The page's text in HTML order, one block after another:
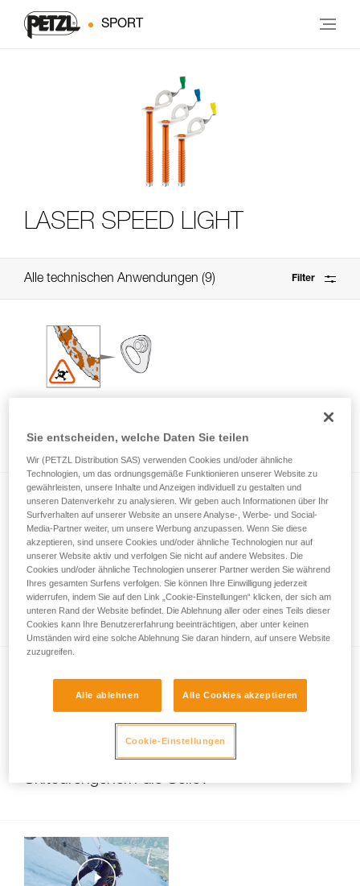
SPORT
LASER SPEED LIGHT
Alle technischen Anwendungen 9 Filter
Überprüfung von Sicherungspunkten in Fels,
Eis oder Mixedgelände.
Bewegungsabläufe beim Eisklettern -
Grundtechniken
Wer trägt in einer Gruppe von
Skitourengehern die Seile?
Sie entscheiden, welche Daten Sie teilen
Wir (PETZL Distribution SAS) verwenden Cookies und/oder ähnliche
Technologien, um das ordnungsgemäße Funktionieren unserer Website zu
gewährleisten, unsere Inhalte und Anzeigen individuell zu gestalten und
unseren Datenverkehr zu analysieren. Wir geben auch Informationen über Ihr
Surfverhalten auf unserer Website an unsere Analyse-, Werbe- und Social-
Media-Partner weiter, um unsere Werbung anzupassen. Wenn Sie diese
akzeptieren, sind unsere Cookies und/oder ähnliche Technologien nur auf
unserer Website aktiv und verfolgen Sie nicht auf andere Websites. Die
Cookies und/oder ähnliche Technologien unserer Partner werden Sie während
Ihres gesamten Surfens verfolgen. Sie können Ihre Einwilligung jederzeit
widerrufen, indem Sie auf den Link „Cookie-Einstellungen“ klicken, der sich am
unteren Rand der Website befindet. Die Ablehnung aller oder eines Teils dieser
Cookies kann Ihre Benutzererfahrung beeinträchtigen, aber unter keinen
Umständen wird eine solche Ablehnung Sie daran hindern, auf unsere Website
zuzugreifen.
Alle ablehnen Alle Cookies akzeptieren
Cookie-Einstellungen